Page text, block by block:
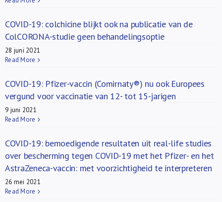
COVID-19: colchicine blijkt ook na publicatie van de
ColCORONA-studie geen behandelingsoptie
28 juni 2021
Read More
COVID-19: Pfizer-vaccin (Comirnaty®) nu ook Europees
vergund voor vaccinatie van 12- tot 15-jarigen
9 juni 2021
Read More
COVID-19: bemoedigende resultaten uit real-life studies
over bescherming tegen COVID-19 met het Pfizer- en het
AstraZeneca-vaccin: met voorzichtigheid te interpreteren
26 mei 2021
Read More